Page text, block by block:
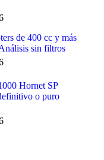
de 400 cc y más
sin filtros
Hornet SP
o puro